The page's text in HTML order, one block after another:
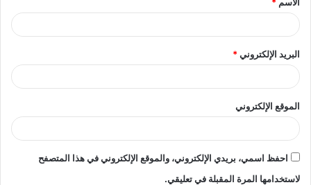
*
الاسم *
البريد الإلكتروني*
الموقع الإلكتروني
احفظ اسمي، بريدي الإلكتروني، والموقع الإلكتروني في هذا المتصفح
لاستخدامها المرة المقبلة في تعليقي.